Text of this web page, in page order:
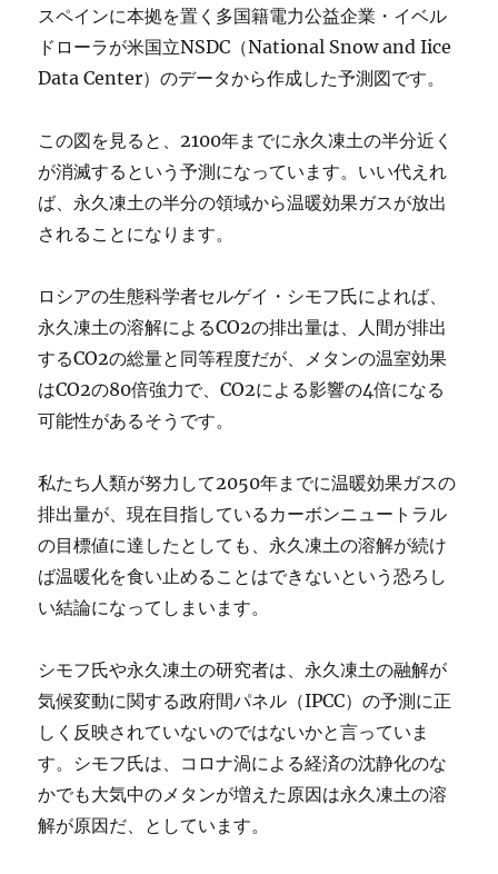
スペインに本拠を置く多国籍電力公益企業・イベル
ドローラが米国立NSDC（National Snow and Iice
Data Center）のデータから作成した予測図です。
この図を見ると、2100年までに永久凍土の半分近く
が消滅するという予測になっています。いい代えれ
ば、永久凍土の半分の領域から温暖効果ガスが放出
されることになります。
ロシアの生態科学者セルゲイ・シモフ氏によれば、
永久凍土の溶解によるCO2の排出量は、人間が排出
するCO2の総量と同等程度だが、メタンの温室効果
はCO2の80倍強力で、CO2による影響の4倍になる
可能性があるそうです。
私たち人類が努力して2050年までに温暖効果ガスの
排出量が、現在目指しているカーボンニュートラル
の目標値に達したとしても、永久凍土の溶解が続け
ば温暖化を食い止めることはできないという恐ろし
い結論になってしまいます。
シモフ氏や永久凍土の研究者は、永久凍土の融解が
気候変動に関する政府間パネル（IPCC）の予測に正
しく反映されていないのではないかと言っていま
す。シモフ氏は、コロナ渦による経済の沈静化のな
かでも大気中のメタンが増えた原因は永久凍土の溶
解が原因だ、としています。